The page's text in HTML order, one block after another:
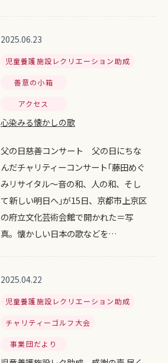
2025.06.23
児童養護施設レクリエーション助成
善意の小箱
アクセス
心染みる懐かしの歌
父の日慈善コンサート 父の日にちな
んだチャリティーコンサート｢藤田めぐ
みリサイタル～音の和、人の和、そし
て新しい明日へ｣が15日、京都市上京区
の府立文化芸術会館で開かれた＝写
真。懐かしい日本の歌などを…
2025.04.22
児童養護施設レクリエーション助成
チャリティーゴルフ大会
事業団だより